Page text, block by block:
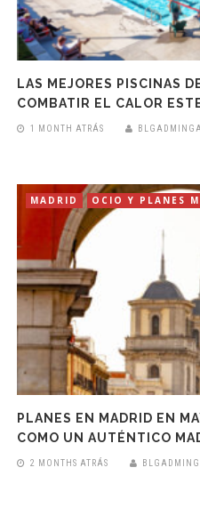
LAS MEJORES PISCINAS
COMBATIR EL CALOR
1 MONTH ATRÁS
MADRID OCIO Y PLANES
PLANES EN MADRID EN
COMO UN AUTÉNTICO
2 MONTHS ATRÁS